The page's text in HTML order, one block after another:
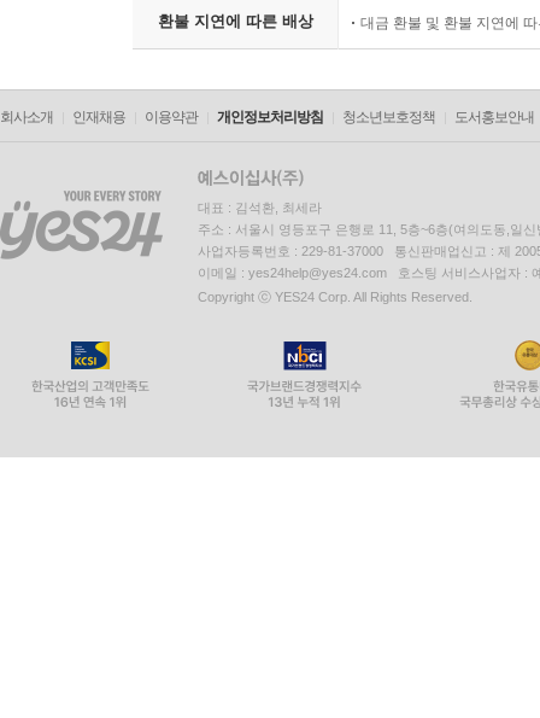
환불 지연에 따른 배상 대금 환불 및 환불 지연에
회사소개 인재채용 이용약관 개인정보처리방침 청소년보호정책 도서홍보안내
대표 : 김석환, 최세라
주소 : 서울시 영등포구 은행로 11, 5층~6층(여의도동,일신
사업자등록번호 : 229-81-37000 통신판매업신고 : 제
이메일 : yes24help@yes24.com 호스팅 서비스사업자 :
Copyright ⓒ YES24 Corp. All Rights Reserved.